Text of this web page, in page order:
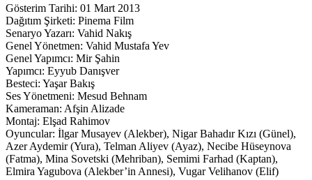
Gösterim Tarihi: 01 Mart 2013
Dağıtım Şirketi: Pinema Film
Senaryo Yazarı: Vahid Nakış
Genel Yönetmen: Vahid Mustafa Yev
Genel Yapımcı: Mir Şahin
Yapımcı: Eyyub Danışver
Besteci: Yaşar Bakış
Ses Yönetmeni: Mesud Behnam
Kameraman: Afşin Alizade
Montaj: Elşad Rahimov
Oyuncular: İlgar Musayev (Alekber), Nigar Bahadır Kızı (Günel),
Azer Aydemir (Yura), Telman Aliyev (Ayaz), Necibe Hüseynova
(Fatma), Mina Sovetski (Mehriban), Semimi Farhad (Kaptan),
Elmira Yagubova (Alekber’in Annesi), Vugar Velihanov (Elif)